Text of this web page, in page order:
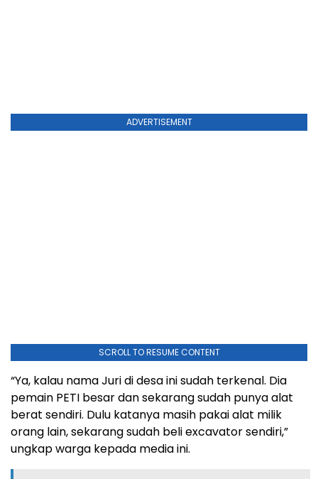
ADVERTISEMENT
SCROLL TO RESUME CONTENT
“Ya, kalau nama Juri di desa ini sudah terkenal. Dia
pemain PETI besar dan sekarang sudah punya alat
berat sendiri. Dulu katanya masih pakai alat milik
orang lain, sekarang sudah beli excavator sendiri,”
ungkap warga kepada media ini.